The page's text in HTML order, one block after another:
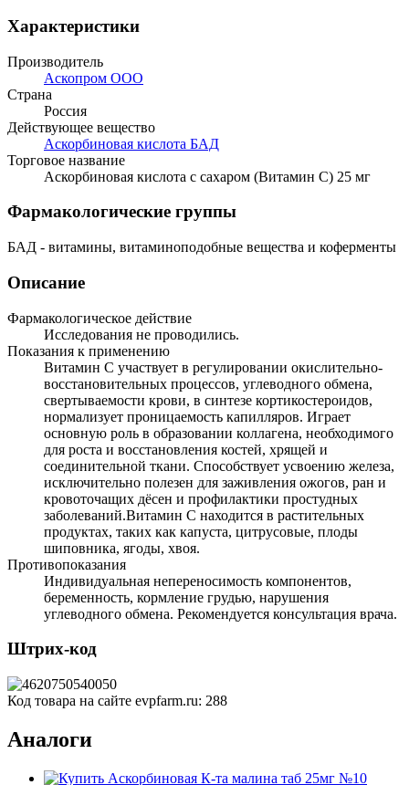
Характеристики
Производитель
Аскопром ООО
Страна
Россия
Действующее вещество
Аскорбиновая кислота БАД
Торговое название
Аскорбиновая кислота с сахаром (Витамин С) 25 мг
Фармакологические группы
БАД - витамины, витаминоподобные вещества и коферменты
Описание
Фармакологическое действие
Исследования не проводились.
Показания к применению
Витамин С участвует в регулировании окислительно-
восстановительных процессов, углеводного обмена,
свертываемости крови, в синтезе кортикостероидов,
нормализует проницаемость капилляров. Играет
основную роль в образовании коллагена, необходимого
для роста и восстановления костей, хрящей и
соединительной ткани. Способствует усвоению железа,
исключительно полезен для заживления ожогов, ран и
кровоточащих дёсен и профилактики простудных
заболеваний.Витамин С находится в растительных
продуктах, таких как капуста, цитрусовые, плоды
шиповника, ягоды, хвоя.
Противопоказания
Индивидуальная непереносимость компонентов,
беременность, кормление грудью, нарушения
углеводного обмена. Рекомендуется консультация врача.
Штрих-код
Код товара на сайте evpfarm.ru: 288
Аналоги